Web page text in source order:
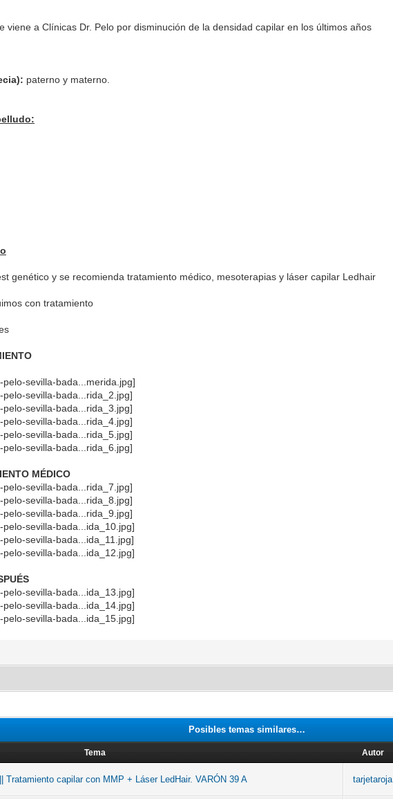
viene a Clínicas Dr. Pelo por disminución de la densidad capilar en los últimos años
paterno y materno.
genético y se recomienda tratamiento médico, mesoterapias y láser capilar Ledhair
con tratamiento
MÉDICO
Posibles temas similares…
Tema Autor
Tratamiento capilar con MMP + Láser LedHair. VARÓN 39 A tarjetaroja